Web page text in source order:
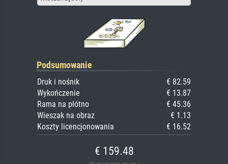
Podsumowanie
Druk i nośnik
€ 82.59
Wykończenie
€ 13.87
Rama na płótno
€ 45.36
Wieszak na obraz
€ 1.13
Koszty licencjonowania
€ 16.52
€ 159.48